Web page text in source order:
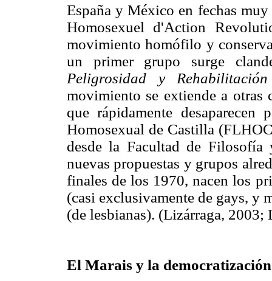
España y México en fechas
Homosexuel d'Action
movimiento homófilo y
un primer grupo surge
Peligrosidad y
movimiento se extiende a otras
que rápidamente
Homosexual de Castilla
desde la Facultad de
nuevas propuestas y grupos
finales de los 1970, nacen los
(casi exclusivamente de gays, y
(de lesbianas). (Lizárraga,
El Marais y la